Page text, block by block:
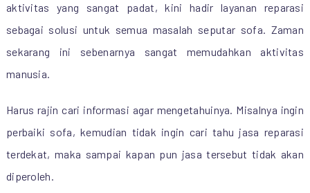
aktivitas yang sangat padat, kini hadir layanan reparasi
sebagai solusi untuk semua masalah seputar sofa. Zaman
sekarang ini sebenarnya sangat memudahkan aktivitas
manusia.
Harus rajin cari informasi agar mengetahuinya. Misalnya ingin
perbaiki sofa, kemudian tidak ingin cari tahu jasa reparasi
terdekat, maka sampai kapan pun jasa tersebut tidak akan
diperoleh.